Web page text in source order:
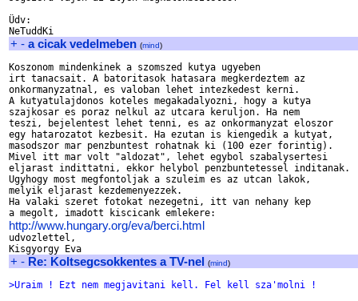
Üdv:
+ - a cicak vedelmeben (mind)
Koszonom mindenkinek a szomszed kutya ugyeben
irt tanacsait. A batoritasok hatasara megkerdeztem az
onkormanyzatnal, es valoban lehet intezkedest kerni.
A kutyatulajdonos koteles megakadalyozni, hogy a kutya
szajkosar es poraz nelkul az utcara keruljon. Ha nem
teszi, bejelentest lehet tenni, es az onkormanyzat eloszor
egy hatarozatot kezbesit. Ha ezutan is kiengedik a kutyat,
masodszor mar penzbuntest rohatnak ki (100 ezer forintig).
Mivel itt mar volt "aldozat", lehet egybol szabalysertesi
eljarast indittatni, ekkor helybol penzbuntetessel inditanak.
Ugyhogy most megfontoljak a szuleim es az utcan lakok,
melyik eljarast kezdemenyezzek.
Ha valaki szeret fotokat nezegetni, itt van nehany kep
http://www.hungary.org/eva/berci.html
udvozlettel,
+ - Re: Koltsegcsokkentes a TV-nel (mind)
>Uraim ! Ezt nem megjavitani kell. Fel kell sza'molni !